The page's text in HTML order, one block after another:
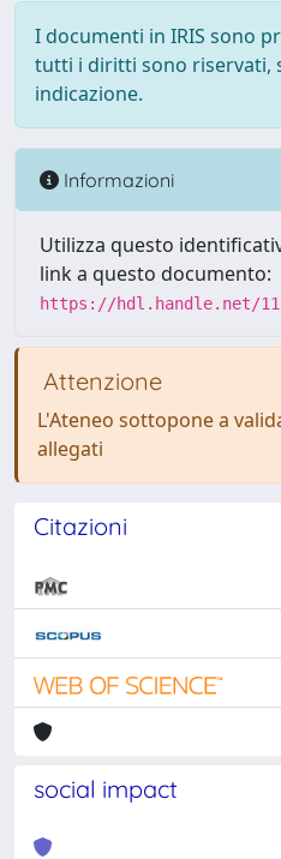
I documenti in IRIS sono
tutti i diritti sono riservati,
indicazione.
Informazioni
Utilizza questo
link a questo documento:
https://hdl.handle.net/
Attenzione
L'Ateneo sottopone a
allegati
Citazioni
social impact